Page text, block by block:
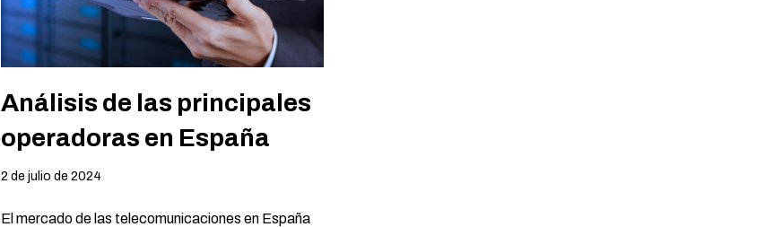
Análisis de las principales
operadoras en España
2 de julio de 2024
El mercado de las telecomunicaciones en España